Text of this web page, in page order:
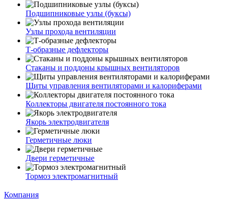
Подшипниковые узлы (буксы)
Узлы прохода вентиляции
Т-образные дефлекторы
Стаканы и поддоны крышных вентиляторов
Щиты управления вентиляторами и калориферами
Коллекторы двигателя постоянного тока
Якорь электродвигателя
Герметичные люки
Двери герметичные
Тормоз электромагнитный
Компания